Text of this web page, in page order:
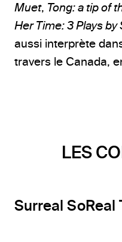
Muet, Tong: a tip of
Her Time: 3 Plays
aussi interprète
travers le Canada,
LES
Surreal SoReal